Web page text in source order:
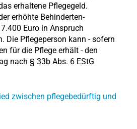
erhaltene Pflegegeld.
erhöhte Behinderten-
Euro in Anspruch
Die Pflegeperson kann - sofern
für die Pflege erhält - den
nach § 33b Abs. 6 EStG
zwischen pflegebedürftig und